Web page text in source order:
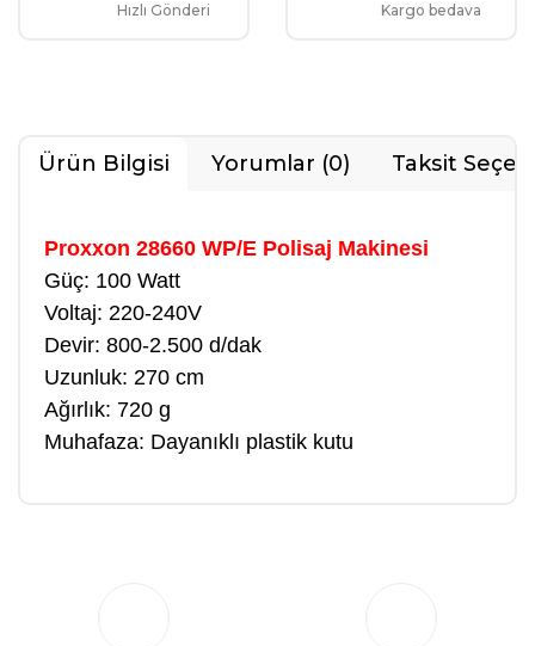
Hızlı Gönderi Kargo bedava
Ürün Bilgisi Yorumlar (0) Taksit
Proxxon 28660 WP/E Polisaj Makinesi
Güç: 100 Watt
Voltaj: 220-240V
Devir: 800-2.500 d/dak
Uzunluk: 270 cm
Ağırlık: 720 g
Muhafaza: Dayanıklı plastik kutu